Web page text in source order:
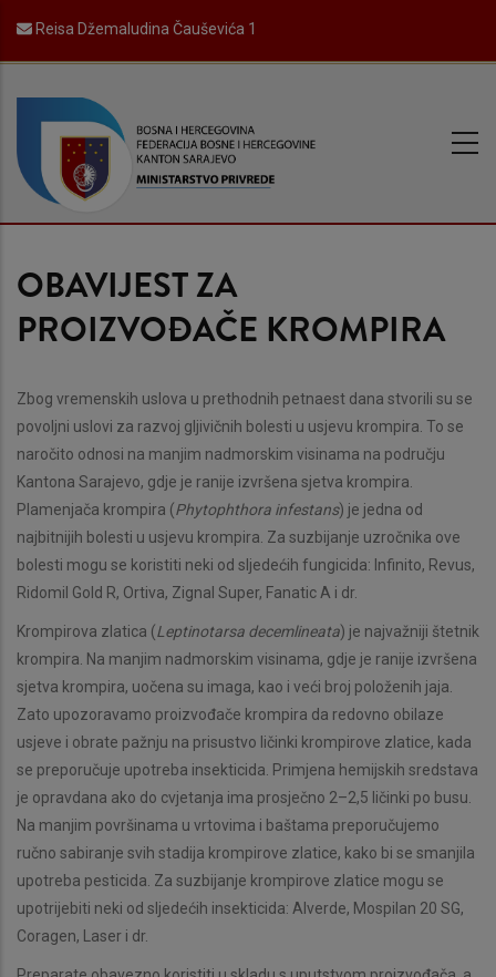
main
content
Reisa Džemaludina Čauševića 1
OBAVIJEST ZA
PROIZVOĐAČE KROMPIRA
Zbog vremenskih uslova u prethodnih petnaest dana stvorili su se
povoljni uslovi za razvoj gljivičnih bolesti u usjevu krompira. To se
naročito odnosi na manjim nadmorskim visinama na području
Kantona Sarajevo, gdje je ranije izvršena sjetva krompira.
Plamenjača krompira (Phytophthora infestans) je jedna od
najbitnijih bolesti u usjevu krompira. Za suzbijanje uzročnika ove
bolesti mogu se koristiti neki od sljedećih fungicida: Infinito, Revus,
Ridomil Gold R, Ortiva, Zignal Super, Fanatic A i dr.
Krompirova zlatica (Leptinotarsa decemlineata) je najvažniji štetnik
krompira. Na manjim nadmorskim visinama, gdje je ranije izvršena
sjetva krompira, uočena su imaga, kao i veći broj položenih jaja.
Zato upozoravamo proizvođače krompira da redovno obilaze
usjeve i obrate pažnju na prisustvo ličinki krompirove zlatice, kada
se preporučuje upotreba insekticida. Primjena hemijskih sredstava
je opravdana ako do cvjetanja ima prosječno 2–2,5 ličinki po busu.
Na manjim površinama u vrtovima i baštama preporučujemo
ručno sabiranje svih stadija krompirove zlatice, kako bi se smanjila
upotreba pesticida. Za suzbijanje krompirove zlatice mogu se
upotrijebiti neki od sljedećih insekticida: Alverde, Mospilan 20 SG,
Coragen, Laser i dr.